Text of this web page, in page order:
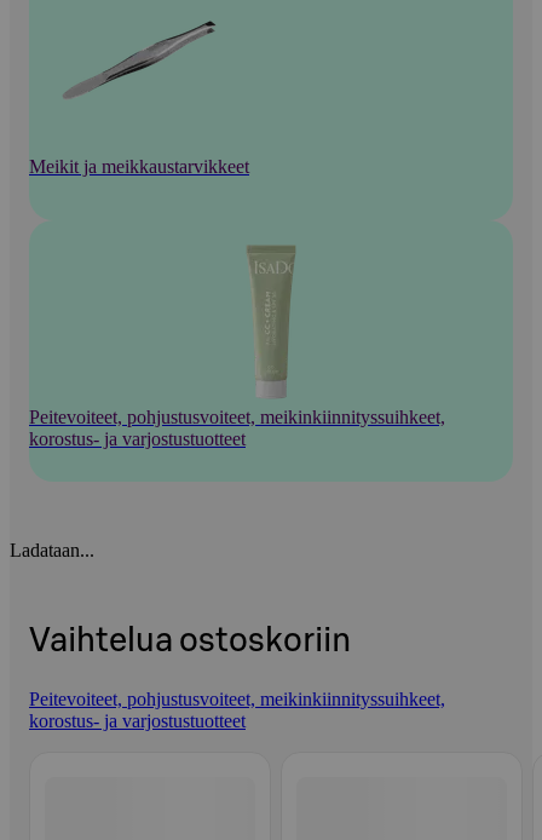
Meikit ja meikkaustarvikkeet
Peitevoiteet, pohjustusvoiteet, meikinkiinnityssuihkeet,
korostus- ja varjostustuotteet
Ladataan...
Vaihtelua ostoskoriin
Peitevoiteet, pohjustusvoiteet, meikinkiinnityssuihkeet,
korostus- ja varjostustuotteet